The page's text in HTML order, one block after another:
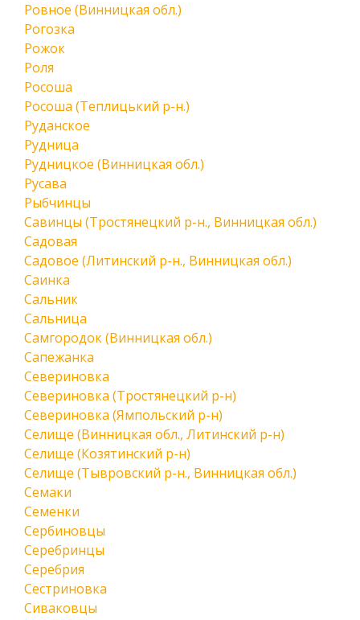
Ровное (Винницкая обл.)
Рогозка
Рожок
Роля
Росоша
Росоша (Теплицький р-н.)
Руданское
Рудница
Рудницкое (Винницкая обл.)
Русава
Рыбчинцы
Савинцы (Тростянецкий р-н., Винницкая обл.)
Садовая
Садовое (Литинский р-н., Винницкая обл.)
Саинка
Сальник
Сальница
Самгородок (Винницкая обл.)
Сапежанка
Севериновка
Севериновка (Тростянецкий р-н)
Севериновка (Ямпольский р-н)
Селище (Винницкая обл., Литинский р-н)
Селище (Козятинский р-н)
Селище (Тывровский р-н., Винницкая обл.)
Семаки
Семенки
Сербиновцы
Серебринцы
Серебрия
Сестриновка
Сиваковцы